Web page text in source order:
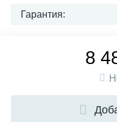
Гарантия:
8